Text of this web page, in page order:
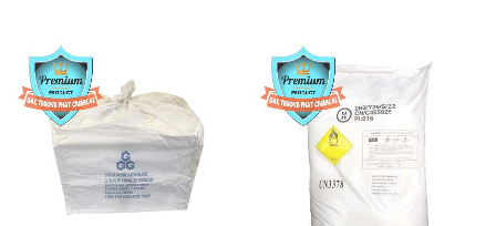
Sodium Bicarbonate – Bicar
NaHCO3 Food Grade 3 Chữ
GGG Bao Jumbo ( Bành )
Trung Quốc China
Sodium Percarbonate Dạng
Bột Trung Quốc China